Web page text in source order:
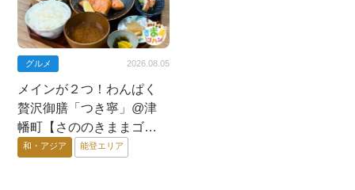
グルメ 2026.08.05
メインが２つ！わんぱく
贅沢御膳「つき寧」@津
幡町【さののきままゴハ
ン】
和・アジア 能登エリア